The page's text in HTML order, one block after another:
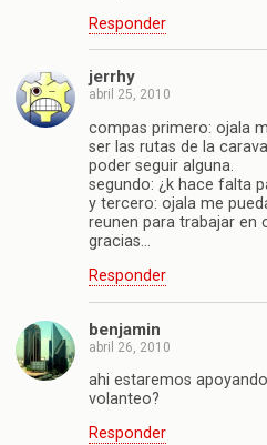
Responder
jerrhy
abril 25, 2010
compas primero: ojala
ser las rutas de la
poder seguir alguna.
segundo: ¿k hace falta
y tercero: ojala me
reunen para trabajar en
gracias…
Responder
benjamin
abril 26, 2010
ahi estaremos
volanteo?
Responder